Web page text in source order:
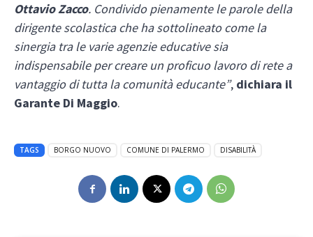
Ottavio Zacco. Condivido pienamente le parole della
dirigente scolastica che ha sottolineato come la
sinergia tra le varie agenzie educative sia
indispensabile per creare un proficuo lavoro di rete a
vantaggio di tutta la comunità educante”, dichiara il
Garante Di Maggio.
TAGS BORGO NUOVO COMUNE DI PALERMO DISABILITÀ